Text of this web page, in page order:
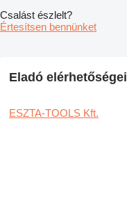
Csalást észlelt?
Értesítsen bennünket
Eladó elérhetőségei
ESZTA-TOOLS Kft.